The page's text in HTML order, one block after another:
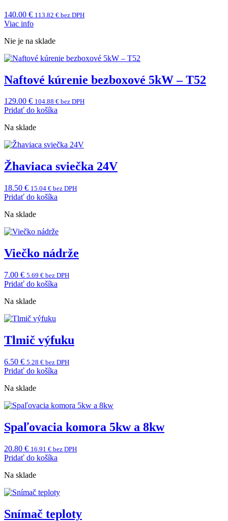
140.00 € 113.82 € bez DPH
Viac info
Nie je na sklade
Naftové kúrenie bezboxové 5kW – T52
129.00 € 104.88 € bez DPH
Pridať do košíka
Na sklade
Žhaviaca sviečka 24V
18.50 € 15.04 € bez DPH
Pridať do košíka
Na sklade
Viečko nádrže
7.00 € 5.69 € bez DPH
Pridať do košíka
Na sklade
Tlmič výfuku
6.50 € 5.28 € bez DPH
Pridať do košíka
Na sklade
Spaľovacia komora 5kw a 8kw
20.80 € 16.91 € bez DPH
Pridať do košíka
Na sklade
Snímač teploty